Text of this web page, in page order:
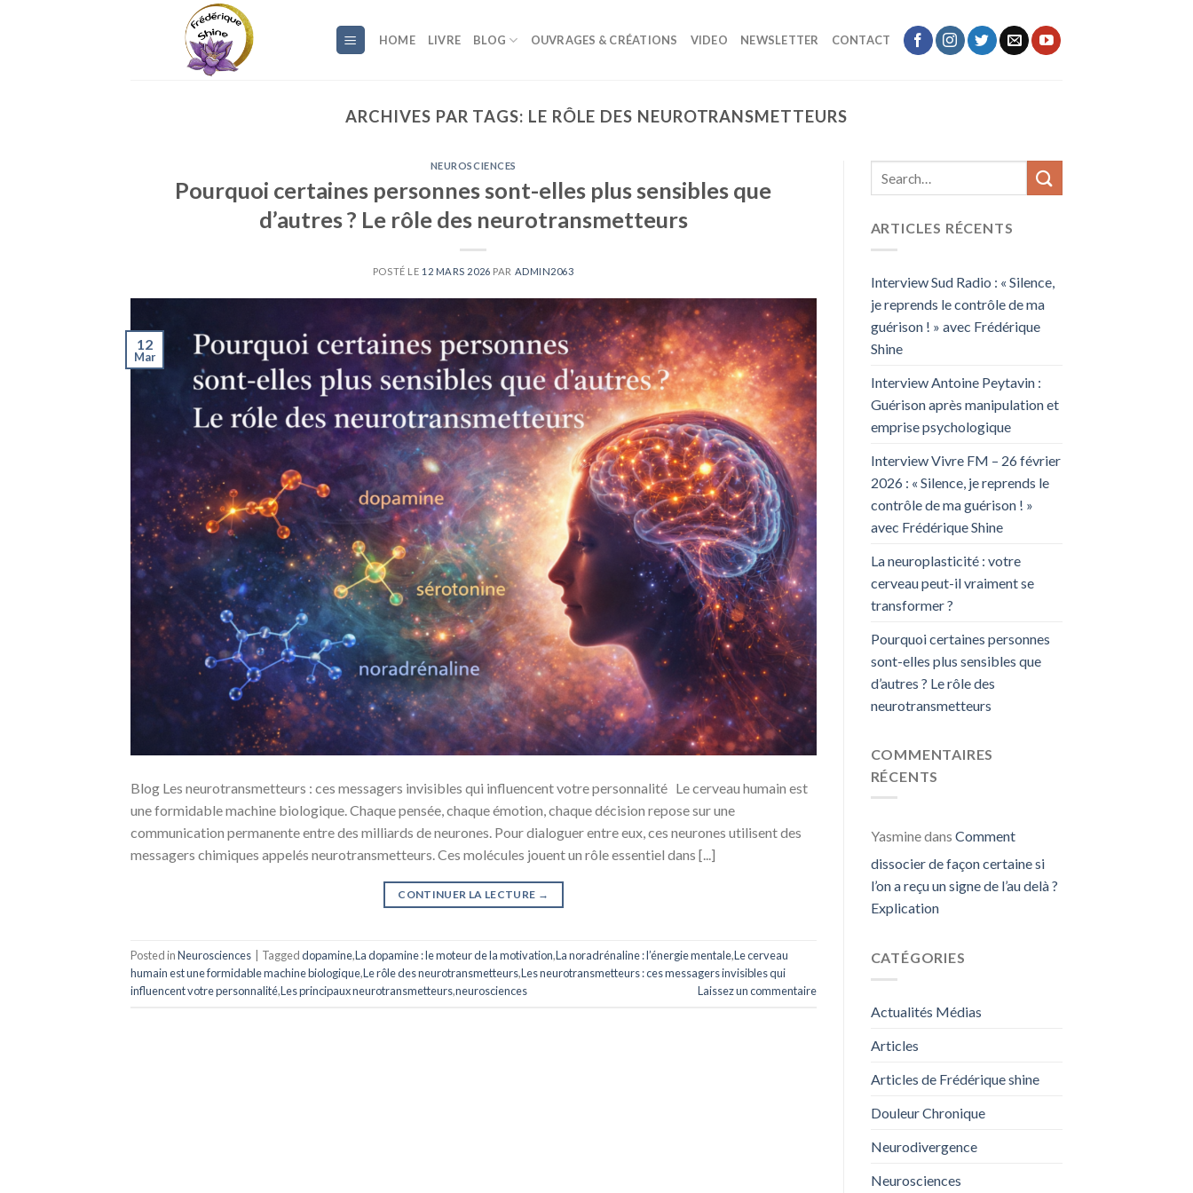
HOME LIVRE BLOG OUVRAGES & CRÉATIONS VIDEO NEWSLETTER CONTACT
ARCHIVES PAR TAGS: LE RÔLE DES NEUROTRANSMETTEURS
NEUROSCIENCES
Pourquoi certaines personnes sont-elles plus sensibles que
d’autres ? Le rôle des neurotransmetteurs
POSTÉ LE 12 MARS 2026 PAR ADMIN2063
12
Mar
Blog Les neurotransmetteurs : ces messagers invisibles qui influencent votre personnalité Le cerveau humain est
une formidable machine biologique. Chaque pensée, chaque émotion, chaque décision repose sur une
communication permanente entre des milliards de neurones. Pour dialoguer entre eux, ces neurones utilisent des
messagers chimiques appelés neurotransmetteurs. Ces molécules jouent un rôle essentiel dans [...]
CONTINUER LA LECTURE →
Posted inNeurosciences Taggeddopamine,La dopamine : le moteur de la motivation,La noradrénaline : l’énergie mentale,Le cerveau
humain est une formidable machine biologique,Le rôle des neurotransmetteurs,Les neurotransmetteurs : ces messagers invisibles qui
influencent votre personnalité,Les principaux neurotransmetteurs,neurosciences Laissez un commentaire
ARTICLES RÉCENTS
Interview Sud Radio : « Silence,
je reprends le contrôle de ma
guérison ! » avec Frédérique
Shine
Interview Antoine Peytavin :
Guérison après manipulation et
emprise psychologique
Interview Vivre FM – 26 février
2026 : « Silence, je reprends le
contrôle de ma guérison ! »
avec Frédérique Shine
La neuroplasticité : votre
cerveau peut-il vraiment se
transformer ?
Pourquoi certaines personnes
sont-elles plus sensibles que
d’autres ? Le rôle des
neurotransmetteurs
COMMENTAIRES
RÉCENTS
Yasminedans Comment
dissocier de façon certaine si
l’on a reçu un signe de l’au delà ?
Explication
CATÉGORIES
Actualités Médias
Articles
Articles de Frédérique shine
Douleur Chronique
Neurodivergence
Neurosciences